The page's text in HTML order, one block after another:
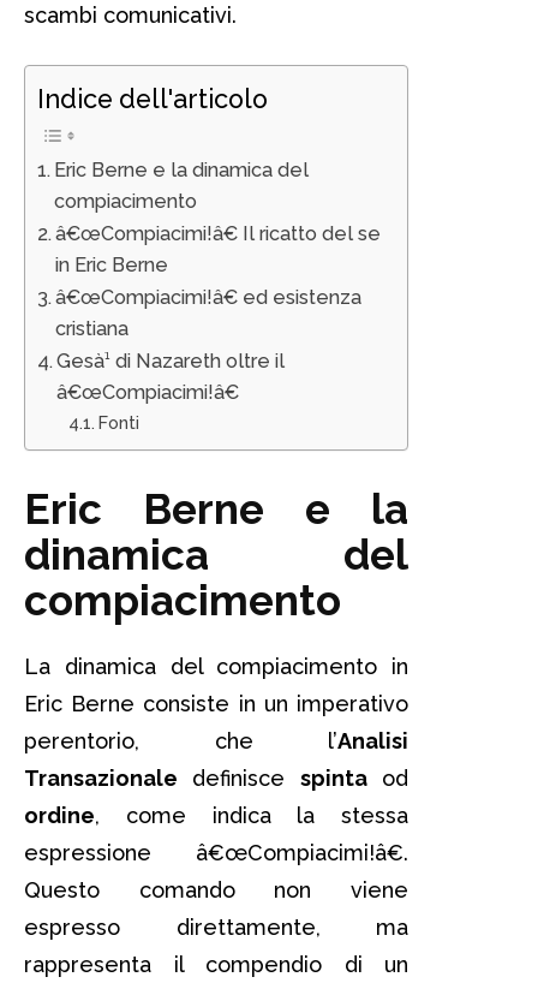
scambi comunicativi.
Indice dell'articolo
Eric Berne e la dinamica del
compiacimento
â€œCompiacimi!â€ Il ricatto del se
in Eric Berne
â€œCompiacimi!â€ ed esistenza
cristiana
Gesà¹ di Nazareth oltre il
â€œCompiacimi!â€
Fonti
Eric Berne e la
dinamica del
compiacimento
La dinamica del compiacimento in
Eric Berne consiste in un imperativo
perentorio, che l’Analisi
Transazionale definisce spintaod
ordine, come indica la stessa
espressione â€œCompiacimi!â€.
Questo comando non viene
espresso direttamente, ma
rappresenta il compendio di un